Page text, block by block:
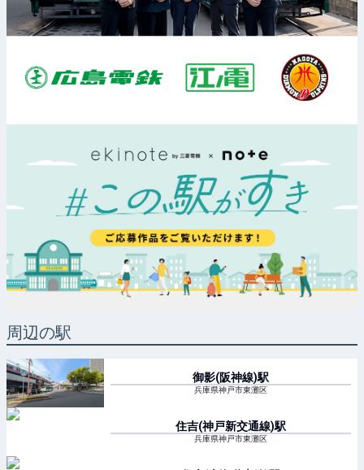
周辺の駅
御影(阪神線)駅
兵庫県神戸市東灘区
住吉(神戸新交通線)駅
兵庫県神戸市東灘区